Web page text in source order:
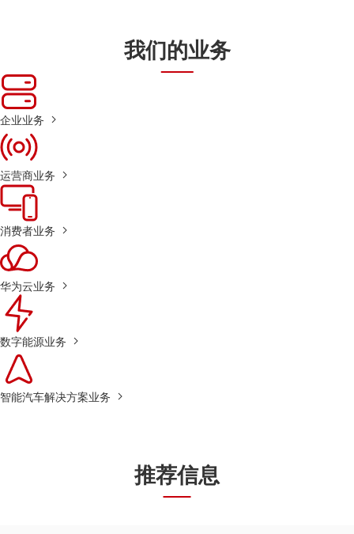
我们的业务
企业业务
运营商业务
消费者业务
华为云业务
数字能源业务
智能汽车解决方案业务
推荐信息